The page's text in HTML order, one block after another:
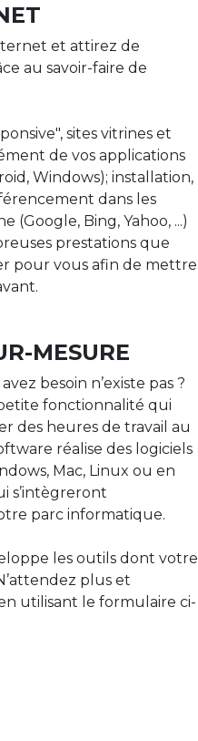
et attirez de
au savoir-faire de
sites vitrines et
de vos applications
Windows); installation,
dans les
(Google, Bing, Yahoo, ...)
prestations que
pour vous afin de mettre
MESURE
besoin n’existe pas ?
fonctionnalité qui
des heures de travail au
réalise des logiciels
Mac, Linux ou en
s’intègreront
parc informatique.
les outils dont votre
plus et
utilisant le formulaire ci-